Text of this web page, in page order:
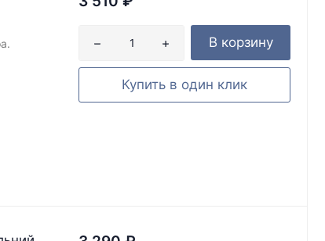
В корзину
Купить в один клик